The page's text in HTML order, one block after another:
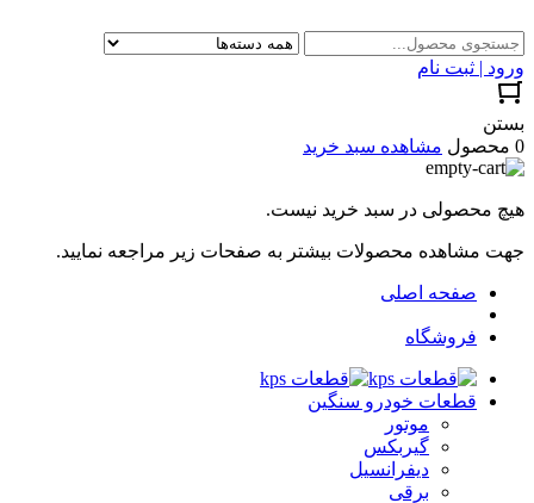
ورود | ثبت نام
بستن
0 محصول
مشاهده سبد خرید
هیچ محصولی در سبد خرید نیست.
جهت مشاهده محصولات بیشتر به صفحات زیر مراجعه نمایید.
صفحه اصلی
فروشگاه
قطعات خودرو سنگین
موتور
گیربکس
دیفرانسیل
برقی